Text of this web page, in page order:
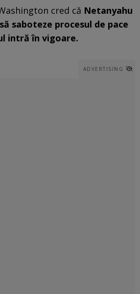
cred că Netanyahu
saboteze procesul de pace
intră în vigoare.
ADVERTISING